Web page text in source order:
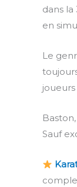
dans la
en
Le
Sauf